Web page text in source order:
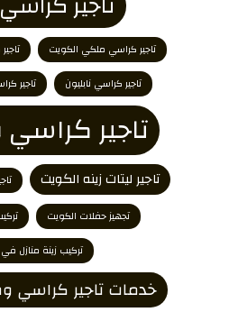
تاجير كراسي ملكي الكويت
تاجير كراسي نابليون
تاجير
تاجير
تاجير ليتات زينه الكويت
تجهيز حفلات الكويت
تركيب زينة منازل
خدمات تاجير كراسي